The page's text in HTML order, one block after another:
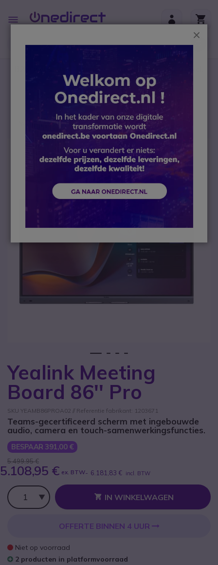
Toggle
Nav
btw)
Conferencing
AV en Professionele Displays
Yealink Meeting Board 86'' Pro
Yealink Meeting
Board 86'' Pro
SKU YEAMB86PROA02 // Referentie fabrikant: 1203671
Teams-gecertificeerd scherm met ingebouwde
audio, camera en touch-samenwerkingsfuncties.
BESPAAR 391,00 €
5.499,95 €
5.108,95 € ex. BTW- 6.181,83 € incl. BTW
Aantal
IN WINKELWAGEN
OFFERTE BINNEN 4 UUR
Niet op voorraad
2 producten in platformvoorraad
Ga naar het begin van de afbeeldingen-gallerij